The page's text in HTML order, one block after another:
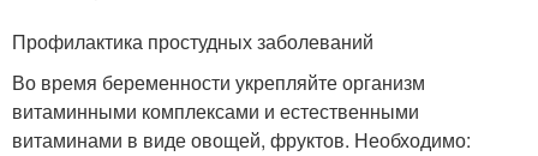
Профилактика простудных заболеваний
Во время беременности укрепляйте организм
витаминными комплексами и естественными
витаминами в виде овощей, фруктов. Необходимо: